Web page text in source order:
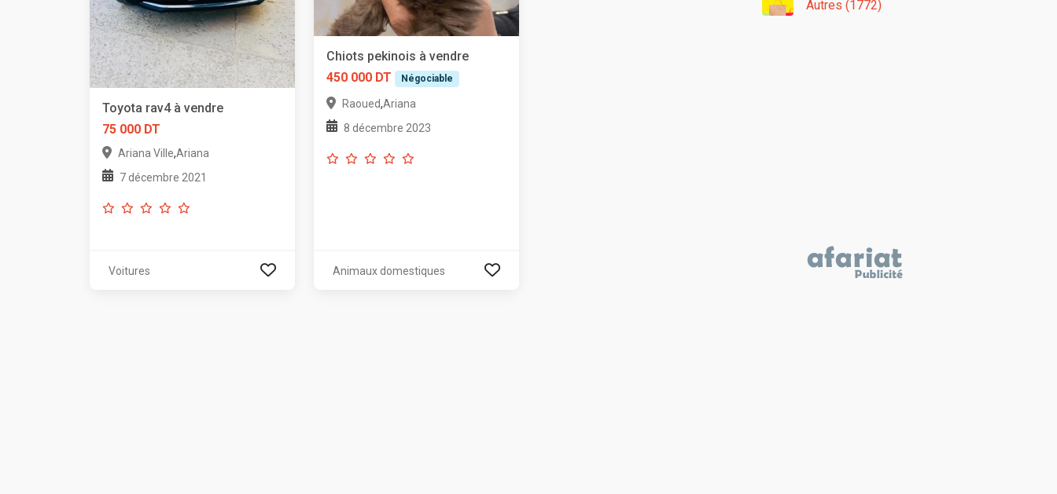
Toyota rav4 à vendre
75 000 DT
Ariana Ville,Ariana
7 décembre 2021
Voitures
Chiots pekinois à vendre
450 000 DT
Négociable
Raoued,Ariana
8 décembre 2023
Animaux domestiques
Autres (1772)